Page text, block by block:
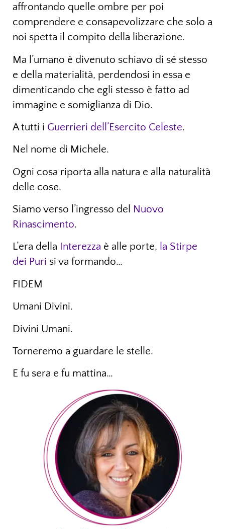
affrontando quelle ombre per poi
comprendere e consapevolizzare che solo a
noi spetta il compito della liberazione.
Ma l’umano è divenuto schiavo di sé stesso
e della materialità, perdendosi in essa e
dimenticando che egli stesso è fatto ad
immagine e somiglianza di Dio.
A tutti i Guerrieri dell’Esercito Celeste.
Nel nome di Michele.
Ogni cosa riporta alla natura e alla naturalità
delle cose.
Siamo verso l’ingresso del Nuovo
Rinascimento.
L’era della Interezza è alle porte, la Stirpe
dei Puri si va formando…
FIDEM
Umani Divini.
Divini Umani.
Torneremo a guardare le stelle.
E fu sera e fu mattina…